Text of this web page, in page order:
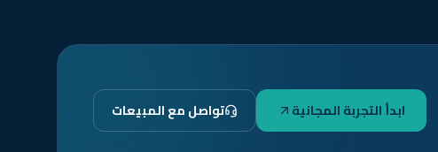
ابدأ التجربة المجانية تواصل مع المبيعات